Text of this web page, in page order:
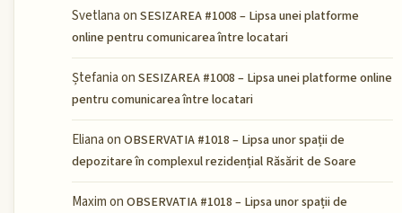
Svetlanaon SESIZAREA #1008 – Lipsa unei platforme
online pentru comunicarea între locatari
Ștefaniaon SESIZAREA #1008 – Lipsa unei platforme online
pentru comunicarea între locatari
Elianaon OBSERVATIA #1018 – Lipsa unor spații de
depozitare în complexul rezidențial Răsărit de Soare
Maximon OBSERVATIA #1018 – Lipsa unor spații de